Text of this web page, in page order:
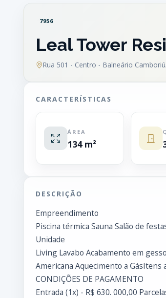
7956
Leal Tower
Rua 501 - Centro - Balneário
CARACTERÍSTICAS
ÁREA
134 m²
DESCRIÇÃO
Empreendimento
Piscina térmica Sauna Salão de
Unidade
Living Lavabo Acabamento em
Americana Aquecimento a GásItens
CONDIÇÕES DE PAGAMENTO
Entrada (1x) - R$ 630. 000,00